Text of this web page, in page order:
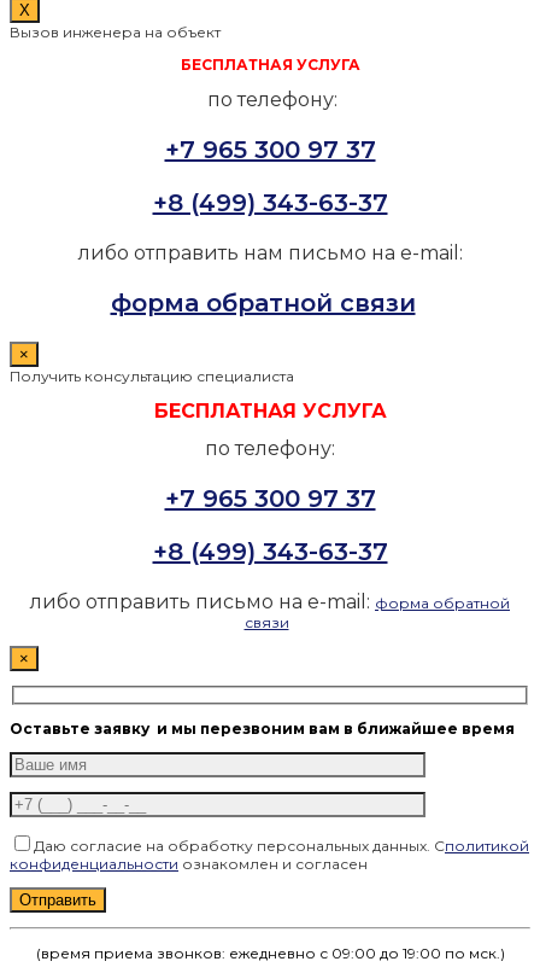
X
Вызов инженера на объект
БЕСПЛАТНАЯ УСЛУГА
по телефону:
+7 965 300 97 37
+8 (499) 343-63-37
либо отправить нам письмо на e-mail:
форма обратной связи
×
Получить консультацию специалиста
БЕСПЛАТНАЯ УСЛУГА
по телефону:
+7 965 300 97 37
+8 (499) 343-63-37
либо отправить письмо на e-mail: форма обратной
связи
×
Оставьте заявку и мы перезвоним вам в ближайшее время
Даю согласие на обработку персональных данных. Сполитикой
конфиденциальности ознакомлен и согласен
Оставьте это поле пустым.
(время приема звонков: ежедневно с 09:00 до 19:00 по мск.)